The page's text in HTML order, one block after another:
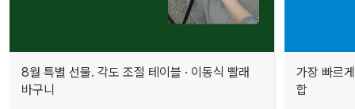
8월 특별 선물. 각도 조절 테이블 · 이동식 빨래
바구니
가장 빠르
합